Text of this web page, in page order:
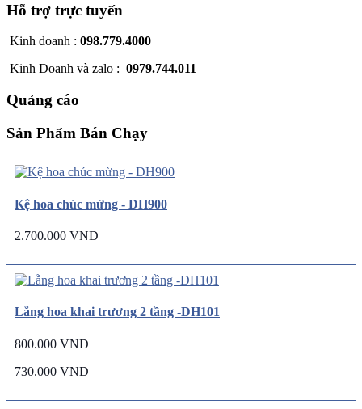
Hỗ trợ trực tuyến
Kinh doanh : 098.779.4000
Kinh Doanh và zalo : 0979.744.011
Quảng cáo
Sản Phẩm Bán Chạy
Kệ hoa chúc mừng - DH900
2.700.000 VND
Lẵng hoa khai trương 2 tầng -DH101
800.000 VND
730.000 VND